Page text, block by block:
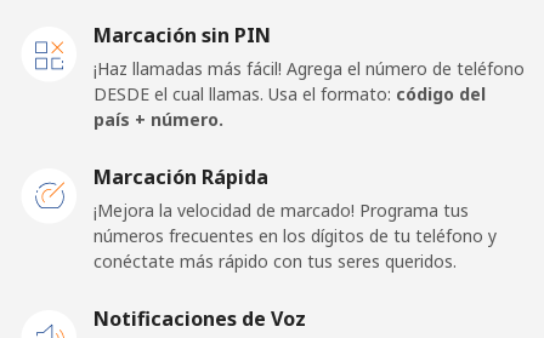
Celular
⁦$5⁩
Línea fija ⁦57.9¢⁩
8 min por
⁦$5⁩
Marcación sin PIN
¡Haz llamadas más fácil! Agrega el número de teléfono
DESDE el cual llamas. Usa el formato: código del
país + número.
Marcación Rápida
¡Mejora la velocidad de marcado! Programa tus
números frecuentes en los dígitos de tu teléfono y
conéctate más rápido con tus seres queridos.
Notificaciones de Voz